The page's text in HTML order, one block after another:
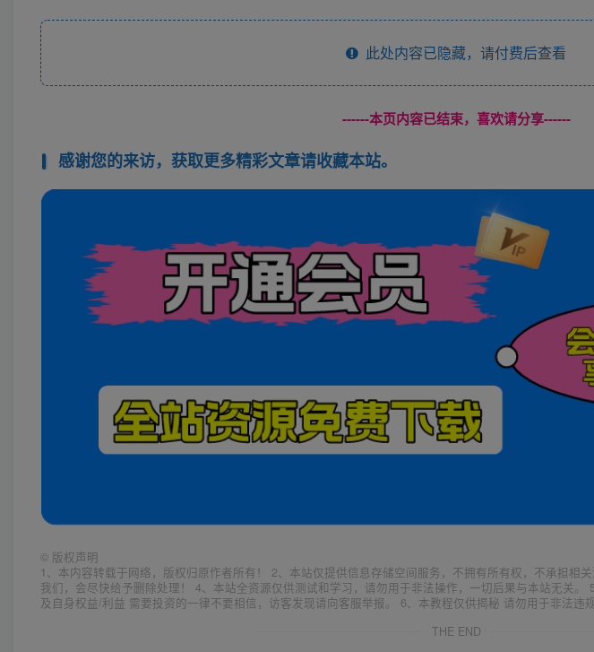
此处内容已隐藏，请付费后查看
------本页内容已结束，喜欢请分享------
感谢您的来访，获取更多精彩文章请收藏本站。
© 版权声明
1、本内容转载于网络，版权归原作者所有！ 2、本站仅提供信息存储空间服务，不拥有所有权，不承担相
我们，会尽快给予删除处理！ 4、本站全资源仅供测试和学习，请勿用于非法操作，一切后果与本站无关
及自身权益/利益 需要投资的一律不要相信，访客发现请向客服举报。 6、本教程仅供揭秘 请勿用于非法违
THE END